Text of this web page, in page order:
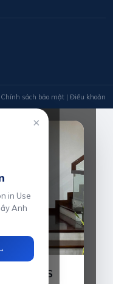
Chính sách bảo mật | Điều khoản
IELTS
×
in Use
Anh